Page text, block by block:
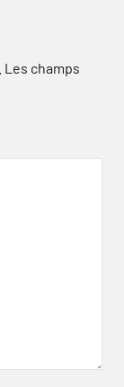
Les champs